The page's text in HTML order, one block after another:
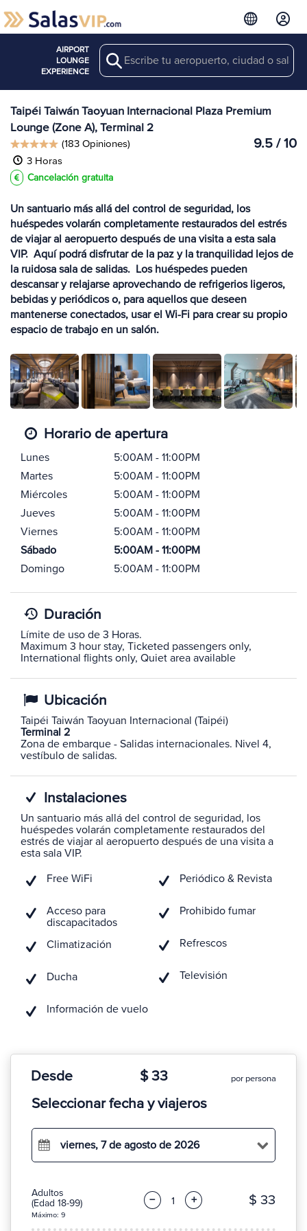
AIRPORT
LOUNGE
EXPERIENCE
Search Ver más
Salas en TPE
Taipéi Taiwán Taoyuan Internacional Plaza Premium
Lounge (Zone A), Terminal 2
9.5 / 10
(183 Opiniones)
3 Horas
Cancelación gratuita
Un santuario más allá del control de seguridad, los
huéspedes volarán completamente restaurados del estrés
de viajar al aeropuerto después de una visita a esta sala
VIP. Aquí podrá disfrutar de la paz y la tranquilidad lejos de
la ruidosa sala de salidas. Los huéspedes pueden
descansar y relajarse aprovechando de refrigerios ligeros,
bebidas y periódicos o, para aquellos que deseen
mantenerse conectados, usar el Wi-Fi para crear su propio
espacio de trabajo en un salón.
Horario de apertura
Lunes
5:00AM - 11:00PM
Martes
5:00AM - 11:00PM
Miércoles
5:00AM - 11:00PM
Jueves
5:00AM - 11:00PM
Viernes
5:00AM - 11:00PM
Sábado
5:00AM - 11:00PM
Domingo
5:00AM - 11:00PM
Duración
Límite de uso de 3 Horas.
Maximum 3 hour stay, Ticketed passengers only,
International flights only, Quiet area available
Ubicación
Taipéi Taiwán Taoyuan Internacional (Taipéi)
Terminal 2
Zona de embarque - Salidas internacionales. Nivel 4,
vestíbulo de salidas.
Instalaciones
Un santuario más allá del control de seguridad, los
huéspedes volarán completamente restaurados del
estrés de viajar al aeropuerto después de una visita a
esta sala VIP.
Free WiFi
Acceso para
discapacitados
Climatización
Ducha
Información de vuelo
Periódico & Revista
Prohibido fumar
Refrescos
Televisión
Desde $ 33 por persona
Seleccionar fecha y viajeros
viernes, 7 de agosto de 2026
Adultos
(Edad 18-99)
Máximo: 9
− + $ 33